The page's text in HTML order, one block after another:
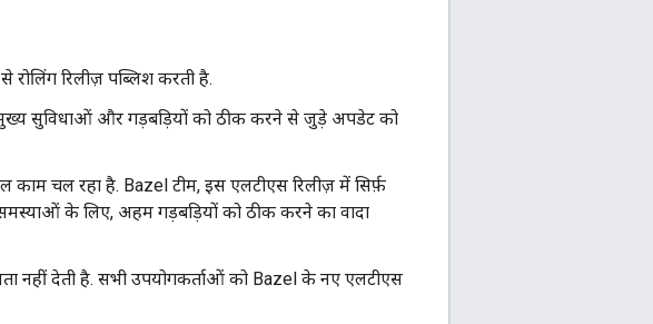
रोलिंग रिलीज़ पब्लिश करती है.
मुख्य सुविधाओं और गड़बड़ियों को ठीक करने से जुड़े अपडेट को
काम चल रहा है. Bazel टीम, इस एलटीएस रिलीज़ में सिर्फ़
के लिए, अहम गड़बड़ियों को ठीक करने का वादा
नहीं देती है. सभी उपयोगकर्ताओं को Bazel के नए एलटीएस